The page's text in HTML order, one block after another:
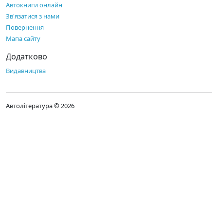
Автокниги онлайн
Зв'язатися з нами
Повернення
Мапа сайту
Додатково
Видавництва
Автолітература © 2026